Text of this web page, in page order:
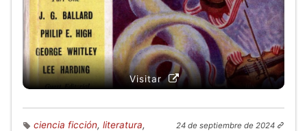
Visitar
ciencia ficción, literatura,
24 de septiembre de 2024